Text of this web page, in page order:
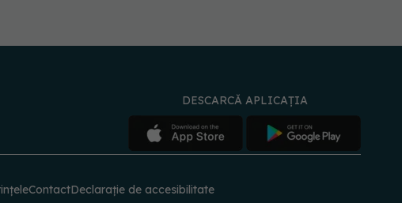
DESCARCĂ APLICAȚIA
ContactDeclarație de accesibilitate